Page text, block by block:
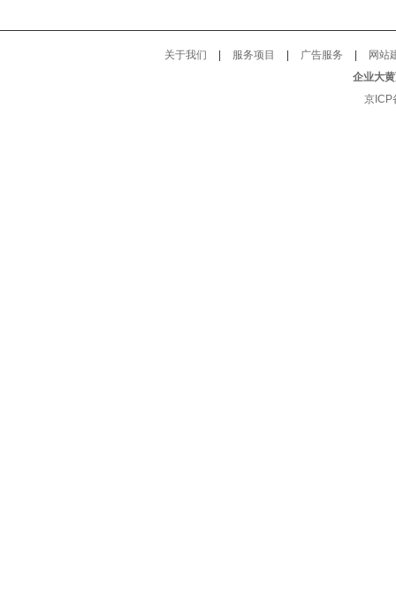
关于我们 服务项目 广告服务
网站
企业大
京ICP